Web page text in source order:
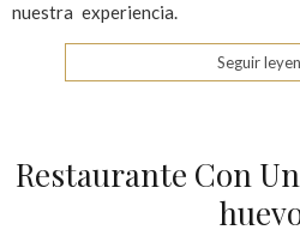
nuestra experiencia.
Seguir
Restaurante Con